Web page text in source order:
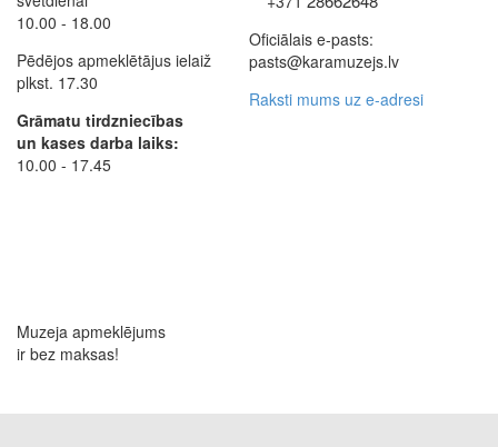
10.00 - 18.00
Pēdējos apmeklētājus ielaiž
plkst. 17.30
Grāmatu tirdzniecības
un kases darba laiks:
10.00 - 17.45
Oficiālais e-pasts:
pasts@karamuzejs.lv
Raksti mums uz e-adresi
Muzeja apmeklējums
ir bez maksas!